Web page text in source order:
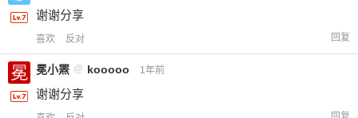
谢谢分享
喜欢 反对 回复
冕小罴 @ kooooo 1年前
谢谢分享